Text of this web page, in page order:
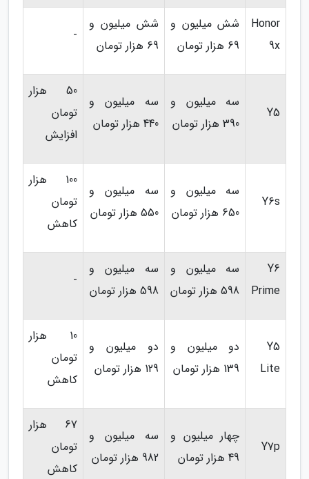
Honor
9x
شش میلیون و
69 هزار تومان
شش میلیون و
69 هزار تومان
-
Y5
سه میلیون و
390 هزار تومان
سه میلیون و
440 هزار تومان
50 هزار
تومان
افزایش
Y6s
سه میلیون و
650 هزار تومان
سه میلیون و
550 هزار تومان
100 هزار
تومان
کاهش
Y6
Prime
سه میلیون و
598 هزار تومان
سه میلیون و
598 هزار تومان
-
Y5
Lite
دو میلیون و
139 هزار تومان
دو میلیون و
129 هزار تومان
10 هزار
تومان
کاهش
Y7p
چهار میلیون و
49 هزار تومان
سه میلیون و
982 هزار تومان
67 هزار
تومان
کاهش